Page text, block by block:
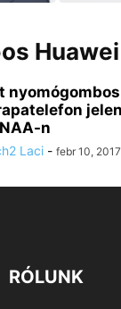
Huawei
n
Laci - febr 10, 2017
RÓLUNK